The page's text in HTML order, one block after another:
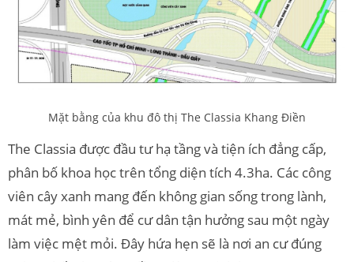
Mặt bằng của khu đô thị The Classia Khang Điền
The Classia được đầu tư hạ tầng và tiện ích đẳng cấp,
phân bố khoa học trên tổng diện tích 4.3ha. Các công
viên cây xanh mang đến không gian sống trong lành,
mát mẻ, bình yên để cư dân tận hưởng sau một ngày
làm việc mệt mỏi. Đây hứa hẹn sẽ là nơi an cư đúng